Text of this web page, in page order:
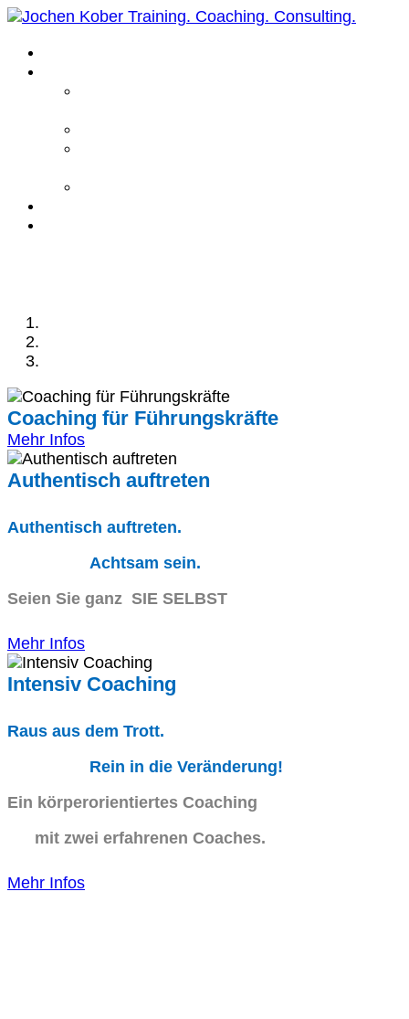
Coaching für Führungskräfte
Mehr Infos
Authentisch auftreten
Authentisch auftreten.
Achtsam sein.
Seien Sie ganz SIE SELBST
Mehr Infos
Intensiv Coaching
Raus aus dem Trott.
Rein in die Veränderung!
Ein körperorientiertes Coaching
mit zwei erfahrenen Coaches.
Mehr Infos